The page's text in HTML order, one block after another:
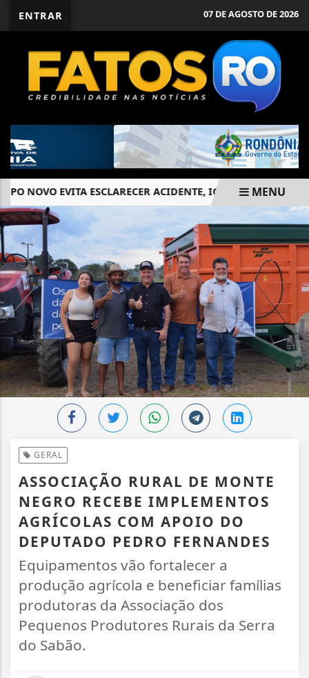
ENTRAR 07 DE AGOSTO DE 2026
NOVO EVITA ESCLARECER ACIDENTE, IGNORA VÍTIMAS E
EM ALTA
MENU
GERAL
ASSOCIAÇÃO RURAL DE MONTE
NEGRO RECEBE IMPLEMENTOS
AGRÍCOLAS COM APOIO DO
DEPUTADO PEDRO FERNANDES
Equipamentos vão fortalecer a
produção agrícola e beneficiar famílias
produtoras da Associação dos
Pequenos Produtores Rurais da Serra
do Sabão.